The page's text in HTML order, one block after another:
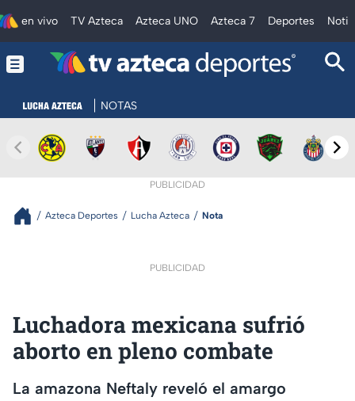
en vivo TV Azteca Azteca UNO Azteca 7 Deportes
NOTAS
PUBLICIDAD
Azteca Deportes Lucha Azteca Nota
PUBLICIDAD
Luchadora mexicana sufrió
aborto en pleno combate
La amazona Neftaly reveló el amargo